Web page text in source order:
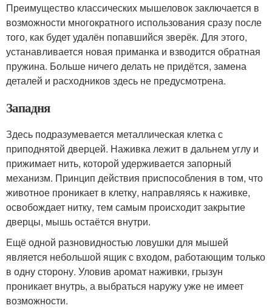
Преимущество классических мышеловок заключается в
возможности многократного использования сразу после
того, как будет удалён попавшийся зверёк. Для этого,
устанавливается новая приманка и взводится обратная
пружина. Больше ничего делать не придётся, замена
деталей и расходников здесь не предусмотрена.
Западня
Здесь подразумевается металлическая клетка с
приподнятой дверцей. Наживка лежит в дальнем углу и
прижимает нить, которой удерживается запорный
механизм. Принцип действия приспособления в том, что
животное проникает в клетку, направляясь к наживке,
освобождает нитку, тем самым происходит закрытие
дверцы, мышь остаётся внутри.
Ещё одной разновидностью ловушки для мышей
является небольшой ящик с входом, работающим только
в одну сторону. Уловив аромат наживки, грызун
проникает внутрь, а выбраться наружу уже не имеет
возможности.